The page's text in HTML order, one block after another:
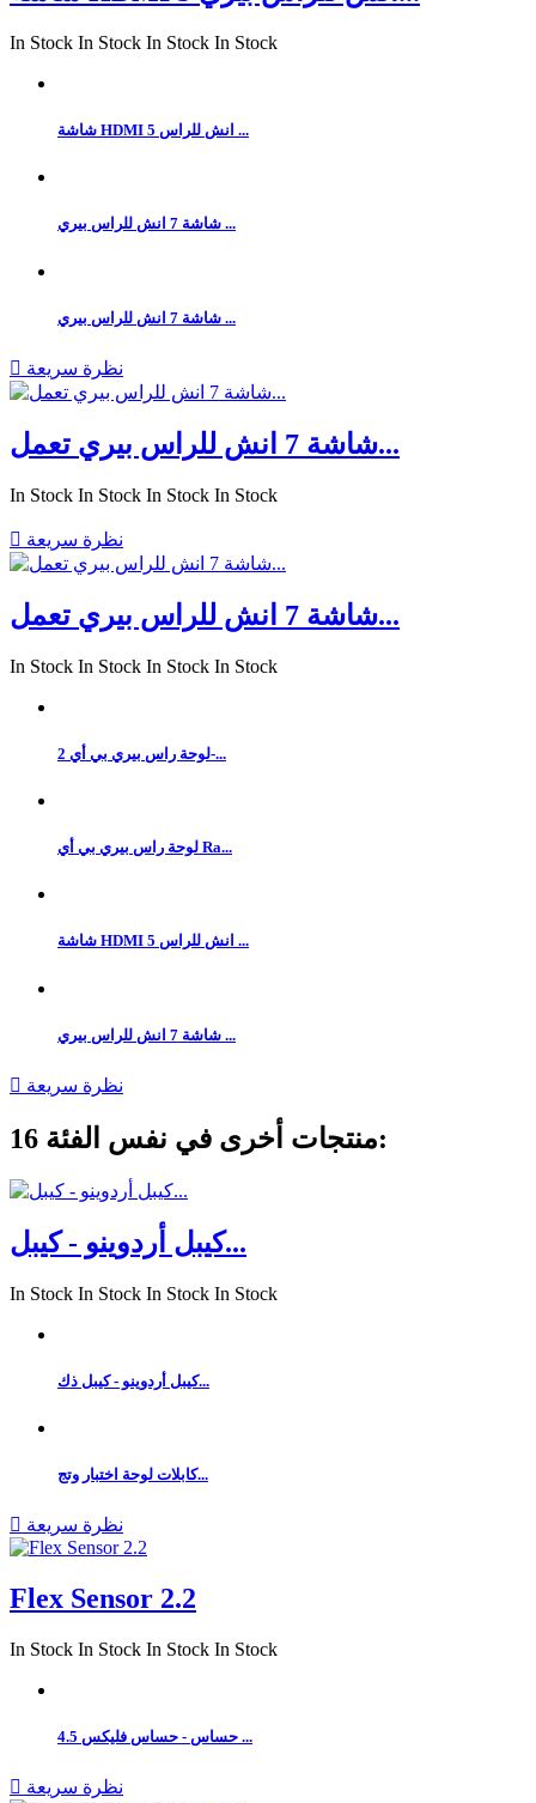
In Stock In Stock In Stock In Stock
شاشة HDMI 5 انش للراس ...
شاشة 7 انش للراس بيري ...
شاشة 7 انش للراس بيري ...
 نظرة سريعة
شاشة 7 انش للراس بيري تعمل...
In Stock In Stock In Stock In Stock
 نظرة سريعة
شاشة 7 انش للراس بيري تعمل...
In Stock In Stock In Stock In Stock
لوحة راس بيري بي أي 2-...
لوحة راس بيري بي أي Ra...
شاشة HDMI 5 انش للراس ...
شاشة 7 انش للراس بيري ...
 نظرة سريعة
16 منتجات أخرى في نفس الفئة:
كيبل أردوينو - كيبل...
In Stock In Stock In Stock In Stock
كيبل أردوينو - كيبل ذك...
كابلات لوحة اختبار وتج...
 نظرة سريعة
Flex Sensor 2.2
In Stock In Stock In Stock In Stock
حساس - حساس فليكس 4.5 ...
 نظرة سريعة